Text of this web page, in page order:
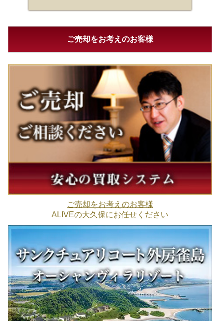
ご売却をお考えのお客様
ご売却をお考えのお客様
ALIVEの大久保にお任せください